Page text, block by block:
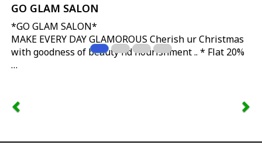
GO GLAM SALON
*GO GLAM SALON*
MAKE EVERY DAY GLAMOROUS Cherish ur Christmas
with goodness of beauty nd nourishment .. * Flat 20%
…